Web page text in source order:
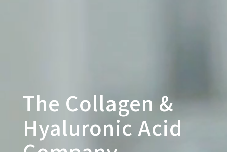
The Collagen &
Hyaluronic Acid